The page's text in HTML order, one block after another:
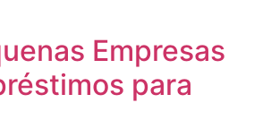
Empresas
para